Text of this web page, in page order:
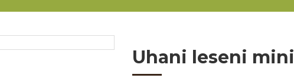
Uhani leseni mini